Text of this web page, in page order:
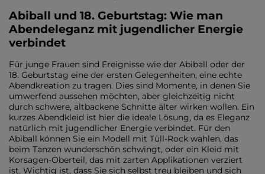
Abiball und 18. Geburtstag: Wie man
Abendeleganz mit jugendlicher Energie
verbindet
Für junge Frauen sind Ereignisse wie der Abiball oder der
18. Geburtstag eine der ersten Gelegenheiten, eine echte
Abendkreation zu tragen. Dies sind Momente, in denen Sie
umwerfend aussehen möchten, aber gleichzeitig nicht
durch schwere, altbackene Schnitte älter wirken wollen. Ein
kurzes Abendkleid ist hier die ideale Lösung, da es Eleganz
natürlich mit jugendlicher Energie verbindet. Für den
Abiball können Sie ein Modell mit Tüll-Rock wählen, das
beim Tanzen wunderschön schwingt, oder ein Kleid mit
Korsagen-Oberteil, das mit zarten Applikationen verziert
ist. Wichtig ist, dass Sie sich selbst treu bleiben und sich